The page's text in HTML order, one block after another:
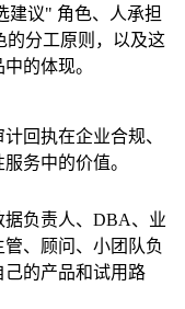
建议" 角色、人承担
的分工原则，以及这
的体现。
回执在企业合规、
务中的价值。
负责人、DBA、业
、顾问、小团队负
的产品和试用路